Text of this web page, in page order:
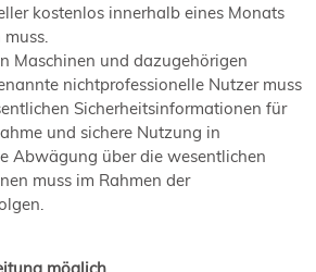
kostenlos innerhalb eines Monats
Maschinen und dazugehörigen
nichtprofessionelle Nutzer muss
Sicherheitsinformationen für
und sichere Nutzung in
Abwägung über die wesentlichen
muss im Rahmen der
möglich